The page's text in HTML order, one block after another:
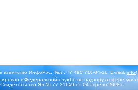
ИнфоРос. Тел.: +7 495 718-84-11, E-mail:
в Федеральной службе по надзору в сфере
Эл № 77-31649 от 04 апреля 2008 г.